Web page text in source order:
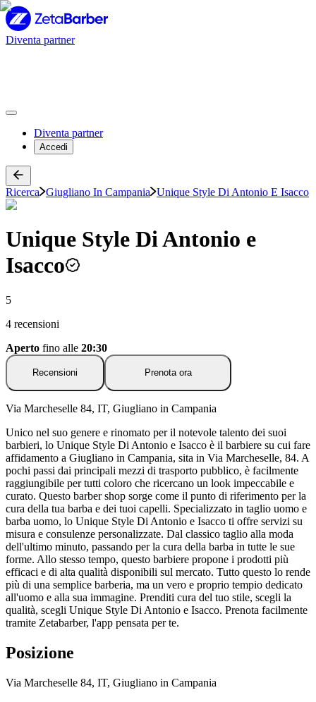
Diventa partner
Diventa partner
Accedi
Ricerca Giugliano In Campania Unique Style Di Antonio E Isacco
Unique Style Di Antonio e
Isacco
5
4 recensioni
Aperto fino alle 20:30
Recensioni Prenota ora
Via Marcheselle 84, IT, Giugliano in Campania
Unico nel suo genere e rinomato per il notevole talento dei suoi
barbieri, lo Unique Style Di Antonio e Isacco è il barbiere su cui fare
affidamento a Giugliano in Campania, sita in Via Marcheselle, 84. A
pochi passi dai principali mezzi di trasporto pubblico, è facilmente
raggiungibile per tutti coloro che ricercano un look impeccabile e
curato. Questo barber shop sorge come il punto di riferimento per la
cura della tua barba e dei tuoi capelli. Specializzato in taglio uomo e
barba uomo, lo Unique Style Di Antonio e Isacco ti offre servizi su
misura e consulenze personalizzate. Dal classico taglio alla moda
dell'ultimo minuto, passando per la cura della barba in tutte le sue
forme. Allo stesso tempo, questo barbiere propone i prodotti più
efficaci e di alta qualità disponibili sul mercato. Tutto questo lo rende
più di una semplice barberia, ma un vero e proprio tempio dedicato
all'uomo e alla sua immagine. Prenditi cura del tuo stile, scegli la
qualità, scegli Unique Style Di Antonio e Isacco. Prenota facilmente
tramite Zetabarber, l'app pensata per te.
Posizione
Via Marcheselle 84, IT, Giugliano in Campania